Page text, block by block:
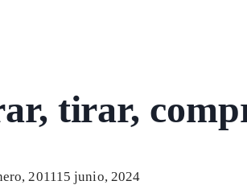
tirar,
201115 junio, 2024